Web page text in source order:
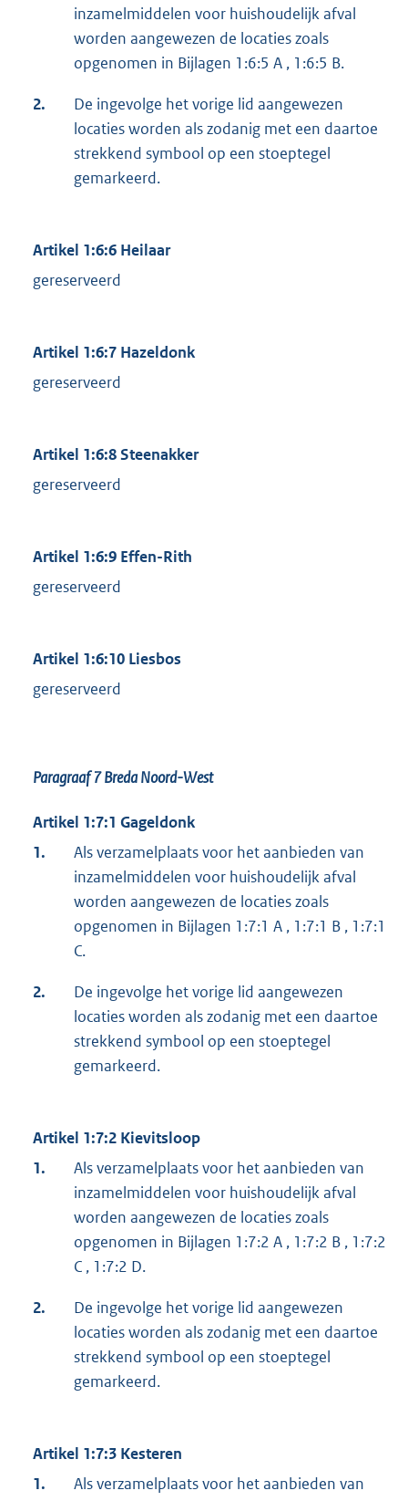
inzamelmiddelen voor huishoudelijk afval
worden aangewezen de locaties zoals
opgenomen in Bijlagen 1:6:5 A , 1:6:5 B.
2.
De ingevolge het vorige lid aangewezen
locaties worden als zodanig met een daartoe
strekkend symbool op een stoeptegel
gemarkeerd.
Artikel 1:6:6 Heilaar
gereserveerd
Artikel 1:6:7 Hazeldonk
gereserveerd
Artikel 1:6:8 Steenakker
gereserveerd
Artikel 1:6:9 Effen-Rith
gereserveerd
Artikel 1:6:10 Liesbos
gereserveerd
Paragraaf 7Breda Noord-West
Artikel 1:7:1 Gageldonk
1.
Als verzamelplaats voor het aanbieden van
inzamelmiddelen voor huishoudelijk afval
worden aangewezen de locaties zoals
opgenomen in Bijlagen 1:7:1 A , 1:7:1 B , 1:7:1
C.
2.
De ingevolge het vorige lid aangewezen
locaties worden als zodanig met een daartoe
strekkend symbool op een stoeptegel
gemarkeerd.
Artikel 1:7:2 Kievitsloop
1.
Als verzamelplaats voor het aanbieden van
inzamelmiddelen voor huishoudelijk afval
worden aangewezen de locaties zoals
opgenomen in Bijlagen 1:7:2 A , 1:7:2 B , 1:7:2
C , 1:7:2 D.
2.
De ingevolge het vorige lid aangewezen
locaties worden als zodanig met een daartoe
strekkend symbool op een stoeptegel
gemarkeerd.
Artikel 1:7:3 Kesteren
1.
Als verzamelplaats voor het aanbieden van